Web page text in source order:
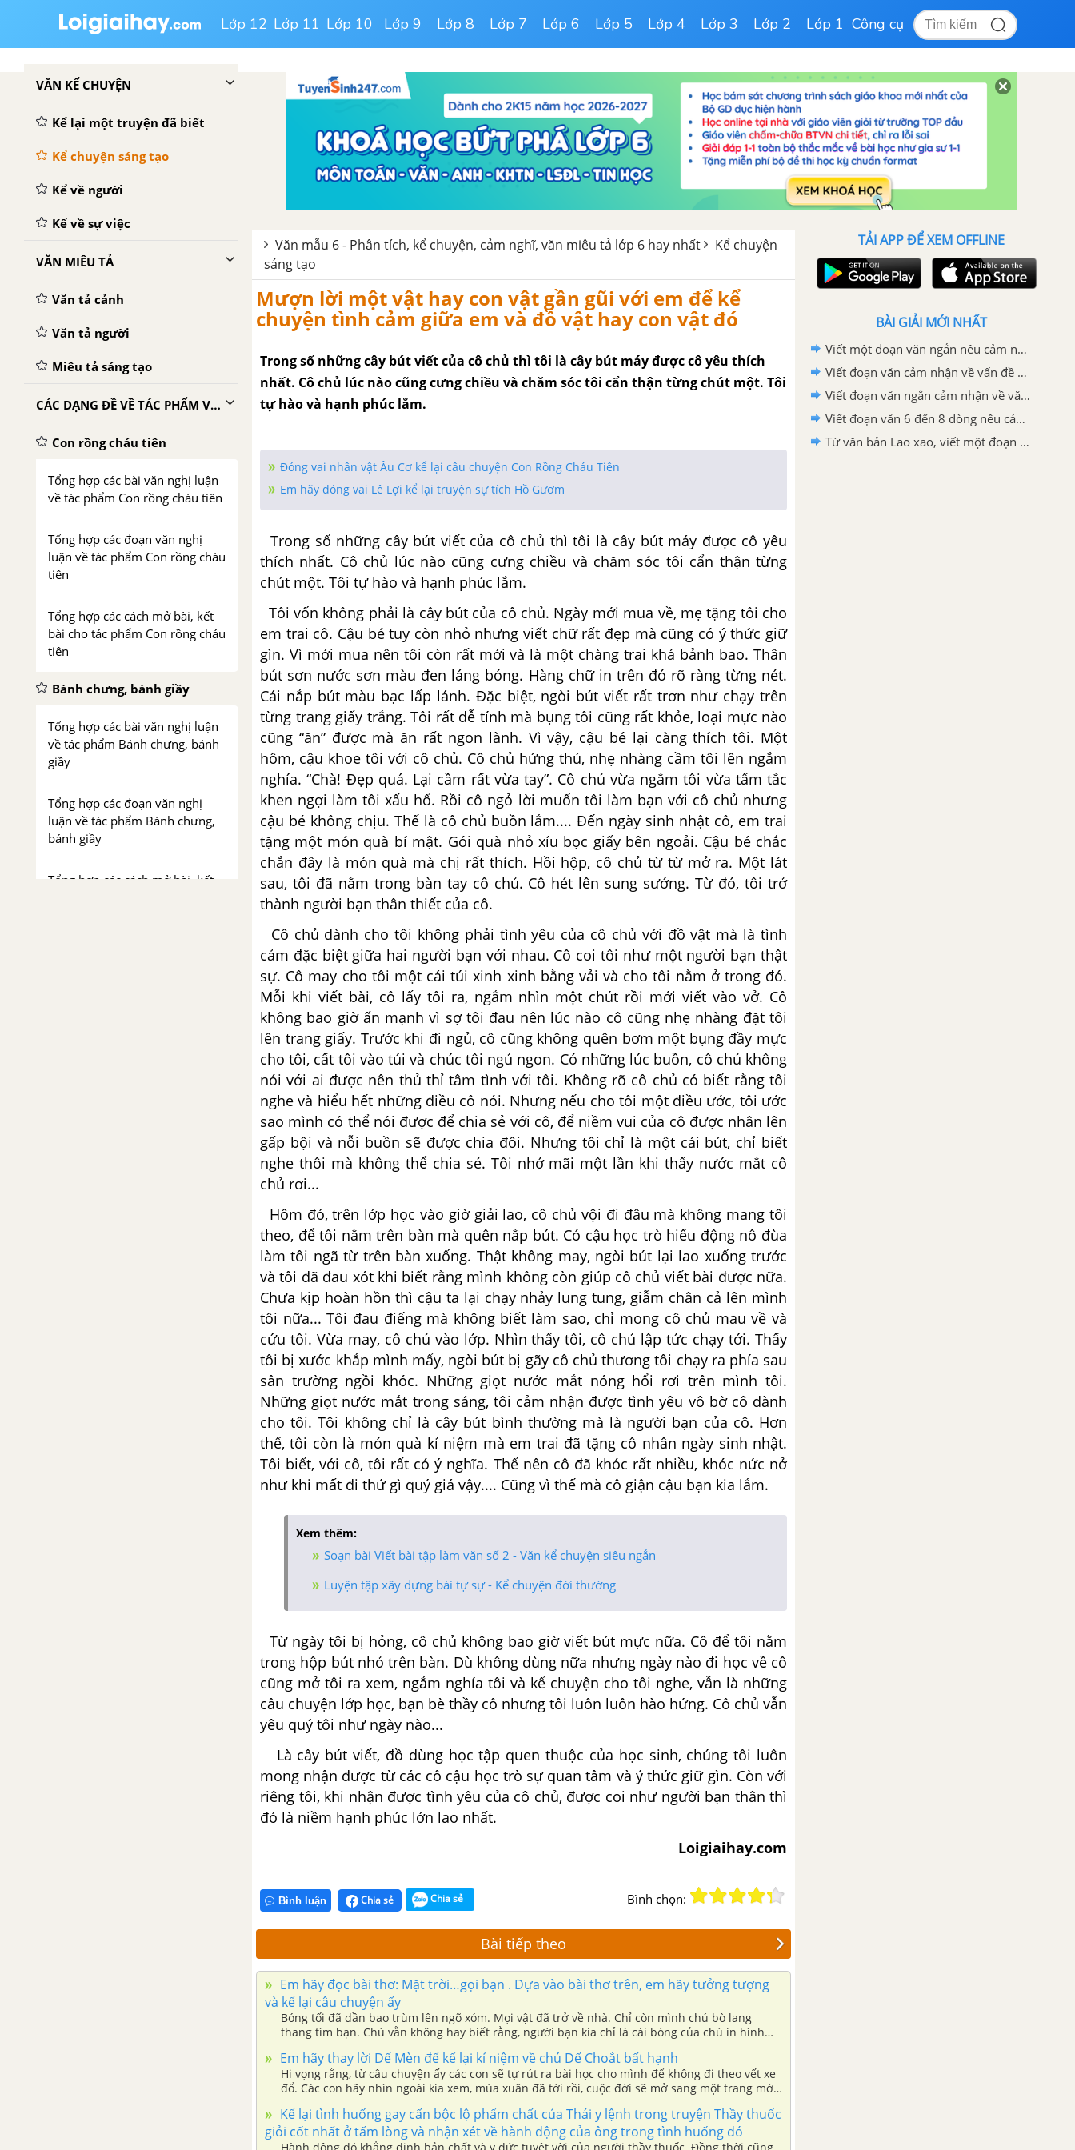
Lớp 12 Lớp 11 Lớp 10 Lớp 9 Lớp 8 Lớp 7 Lớp 6 Lớp 5 Lớp 4 Lớp 3 Lớp 2 Lớp 1 Công cụ
VĂN KỂ CHUYỆN
Kể lại một truyện đã biết
Kể chuyện sáng tạo
Kể về người
Kể về sự việc
VĂN MIÊU TẢ
Văn tả cảnh
Văn tả người
Miêu tả sáng tạo
CÁC DẠNG ĐỀ VỀ TÁC PHẨM VĂN HỌC
Con rồng cháu tiên
Tổng hợp các bài văn nghị luận
về tác phẩm Con rồng cháu tiên
Tổng hợp các đoạn văn nghị
luận về tác phẩm Con rồng cháu
tiên
Tổng hợp các cách mở bài, kết
bài cho tác phẩm Con rồng cháu
tiên
Bánh chưng, bánh giầy
Tổng hợp các bài văn nghị luận
về tác phẩm Bánh chưng, bánh
giầy
Tổng hợp các đoạn văn nghị
luận về tác phẩm Bánh chưng,
bánh giầy
Tổng hợp các cách mở bài, kết
Văn mẫu 6 - Phân tích, kể chuyện, cảm nghĩ, văn miêu tả lớp 6 hay nhất
Kể chuyện
sáng tạo
Mượn lời một vật hay con vật gần gũi với em để kể
chuyện tình cảm giữa em và đồ vật hay con vật đó
Trong số những cây bút viết của cô chủ thì tôi là cây bút máy được cô yêu thích
nhất. Cô chủ lúc nào cũng cưng chiều và chăm sóc tôi cẩn thận từng chút một. Tôi
tự hào và hạnh phúc lắm.
Đóng vai nhân vật Âu Cơ kể lại câu chuyện Con Rồng Cháu Tiên
Em hãy đóng vai Lê Lợi kể lại truyện sự tích Hồ Gươm
Trong số những cây bút viết của cô chủ thì tôi là cây bút máy được cô yêu
thích nhất. Cô chủ lúc nào cũng cưng chiều và chăm sóc tôi cẩn thận từng
chút một. Tôi tự hào và hạnh phúc lắm.
Tôi vốn không phải là cây bút của cô chủ. Ngày mới mua về, mẹ tặng tôi cho
em trai cô. Cậu bé tuy còn nhỏ nhưng viết chữ rất đẹp mà cũng có ý thức giữ
gìn. Vì mới mua nên tôi còn rất mới và là một chàng trai khá bảnh bao. Thân
bút sơn nước sơn màu đen láng bóng. Hàng chữ in trên đó rõ ràng từng nét.
Cái nắp bút màu bạc lấp lánh. Đặc biệt, ngòi bút viết rất trơn như chạy trên
từng trang giấy trắng. Tôi rất dễ tính mà bụng tôi cũng rất khỏe, loại mực nào
cũng “ăn” được màăn rất ngon lành. Vì vậy, cậu bé lại càng thích tôi. Một
hôm, cậu khoe tôi với cô chủ. Cô chủ hứng thú, nhẹ nhàng cầm tôi lên ngắm
nghía. “Chà! Đẹp quá. Lại cầm rất vừa tay”. Cô chủ vừa ngắm tôi vừa tấm tắc
khen ngợi làm tôi xấu hổ. Rồi cô ngỏ lời muốn tôi làm bạn với cô chủ nhưng
cậu bé không chịu. Thế là cô chủ buồn lắm.... Đến ngày sinh nhật cô, em trai
tặng một món quà bí mật. Gói quà nhỏ xíu bọc giấy bên ngoải. Cậu bé chắc
chắn đây là món quà mà chị rất thích. Hồi hộp, cô chủ từ từ mở ra. Một lát
sau, tôi đã nằm trong bàn tay cô chủ. Cô hét lên sung sướng. Từ đó, tôi trở
thành người bạn thân thiết của cô.
Cô chủ dành cho tôi không phải tình yêu của cô chủ với đồvật mà là tình
cảm đặc biệt giữa hai người bạn với nhau. Cô coi tôi như một người bạn thật
sự. Cô may cho tôi một cái túi xinh xinh bằng vải và cho tôi nằm ở trong đó.
Mỗi khi viết bài, cô lấy tôi ra, ngắm nhìn một chút rồi mới viết vào vở. Cô
không bao giờ ấn mạnh vì sợ tôi đau nên lúc nào cô cũng nhẹ nhàng đặt tôi
lên trang giấy. Trước khi đi ngủ, cô cũng không quên bơm một bụng đầy mực
cho tôi, cất tôi vào túi và chúc tôi ngủ ngon. Có những lúc buồn, cô chủ không
nói với ai được nên thủ thỉ tâm tình với tôi. Không rõ cô chủ có biết rằng tôi
nghe và hiểu hết những điều cô nói. Nhưng nếu cho tôi một điều ước, tôi ước
sao mình có thể nói được để chia sẻ với cô, để niềm vui của cô được nhân lên
gấp bội và nỗi buồn sẽ được chia đôi. Nhưng tôi chỉ là một cái bút, chỉ biết
nghe thôi mà không thể chia sẻ. Tôi nhớ mãi một lần khi thấy nước mắt cô
chủ rơi...
Hôm đó, trên lớp học vào giờ giải lao, cô chủ vội đi đâu mà không mang tôi
theo, để tôi nằmtrên bàn mà quên nắp bút. Có cậu học trò hiếu động nô đùa
làmtôi ngã từ trên bànxuống. Thật không may, ngòi bút lại lao xuống trước
và tôi đã đau xót khi biết rằng mình không còn giúp cô chủ viết bài được nữa.
Chưa kịp hoàn hồn thì cậu ta lại chạy nhảy lung tung, giẫm chân cả lên mình
tôi nữa... Tôi đau điếng mà không biết làm sao, chỉ mong cô chủ mau về và
cứu tôi. Vừa may, cô chủ vào lớp. Nhìn thấytôi, cô chủ lập tức chạy tới. Thấy
tôi bị xước khắp mình mẩy, ngòi bút bị gãy cô chủ thươngtôi chạy ra phía sau
sân trường ngồi khóc. Những giọt nước mắt nóng hổi rơi trên mình tôi.
Những giọt nước mắt trong sáng, tôi cảm nhận được tìnhyêu vô bờ cô dành
chotôi.Tôi không chỉ là cây bút bình thường mà là người bạn của cô. Hơn
thế, tôi còn là món quà kỉ niệm mà em trai đã tặng cô nhân ngày sinh nhật.
Tôi biết, với cô, tôi rất có ý nghĩa. Thế nên cô đã khóc rất nhiều, khóc nức nở
như khi mất đi thứ gì quý giá vậy.... Cũng vì thế mà cô giận cậu bạn kia lắm.
Xem thêm:
Soạn bài Viết bài tập làm văn số 2 - Văn kể chuyện siêu ngắn
Luyện tập xây dựng bài tự sự - Kể chuyện đời thường
Từ ngày tôi bị hỏng, cô chủ không bao giờ viết bút mực nữa. Cô để tôi nằm
trong hộp bút nhỏ trên bàn. Dù không dùng nữa nhưng ngày nào đi học về cô
cũng mở tôi ra xem, ngắm nghía tôi và kể chuyện cho tôi nghe, vẫn là những
câu chuyện lớp học, bạn bè thầy cô nhưng tôi luôn luôn hào hứng. Cô chủ vẫn
yêu quý tôi như ngày nào...
Là cây bút viết, đồ dùng học tập quen thuộc của học sinh, chúng tôi luôn
mong nhận được từ các cô cậu học trò sự quan tâm và ý thức giữ gìn. Còn với
riêng tôi, khi nhận được tình yêu của cô chủ, được coi như người bạn thân thì
đó là niềm hạnh phúc lớn lao nhất.
Loigiaihay.com
Bình luận Chia sẻ Chia sẻ Bình chọn:
Bài tiếp theo
Em hãy đọc bài thơ: Mặt trời…gọi bạn . Dựa vào bài thơ trên, em hãy tưởng tượng
và kể lại câu chuyện ấy
Bóng tối đã dần bao trùm lên ngõ xóm. Mọi vật đã trở về nhà. Chỉ còn mình chú bò lang
thang tìm bạn. Chú vẫn không hay biết rằng, người bạn kia chỉ là cái bóng của chú in hình
Em hãy thay lời Dế Mèn để kể lại kỉ niệm về chú Dế Choắt bất hạnh
Hi vọng rằng, từ câu chuyện ấy các con sẽ tự rút ra bài học cho mình để không đi theo vết xe
đổ. Các con hãy nhìn ngoài kia xem, mùa xuân đã tới rồi, cuộc đời sẽ mở sang một trang mới.
Kể lại tình huống gay cấn bộc lộ phẩm chất của Thái y lệnh trong truyện Thầy thuốc
giỏi cốt nhất ở tấm lòng và nhận xét về hành động của ông trong tình huống đó
TẢI APP ĐỂ XEM OFFLINE
BÀI GIẢI MỚI NHẤT
Viết một đoạn văn ngắn nêu cảm nghĩ của em về động Phong Nha
Viết đoạn văn cảm nhận về vấn đề được đặt ra trong văn bản Bức thư của thủ lĩnh da đỏ
Viết đoạn văn ngắn cảm nhận về văn bản "Bức thư của thủ lĩnh da đỏ"
Viết đoạn văn 6 đến 8 dòng nêu cảm nhận của em sau khi học xong văn bản Lao xao
Từ văn bản Lao xao, viết một đoạn văn tả khu vườn vào buổi sáng